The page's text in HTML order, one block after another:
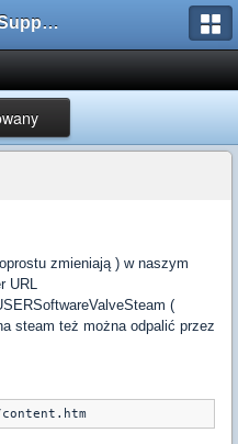
AMXX.pl: Support AMX Mod X i SourceMod
zmieniają ) w naszym
URL
(
steam też można odpalić przez